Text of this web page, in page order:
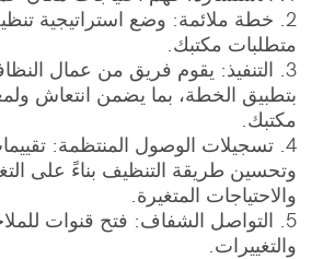
2. خطة ملائمة: وضع استراتيجية
متطلبات مكتبك.
3. التنفيذ: يقوم فريق من عمال
بتطبيق الخطة، بما يضمن انتعاش
مكتبك.
4. تسجيلات الوصول المنتظمة:
وتحسين طريقة التنظيف بناءً على
والاحتياجات المتغيرة.
5. التواصل الشفاف: فتح قنوات
والتغييرات.